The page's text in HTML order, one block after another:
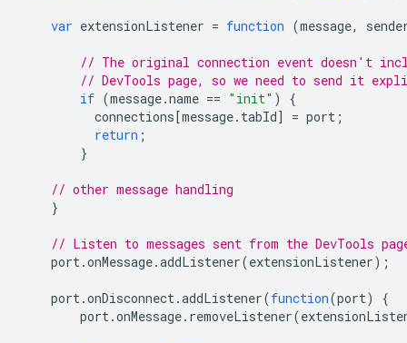
var extensionListener = function (message,
// The original connection event doesn't
// DevTools page, so we need to send it
if (message.name == "init" )
{
connections [message. tabId] = port ;
return ;
}
// other message handling
}
// Listen to messages sent from the DevTools
port.onMessage.addListener(extensionListener);
port.onDisconnect.addListener(function(port)
{
port.onMessage. removeListener(